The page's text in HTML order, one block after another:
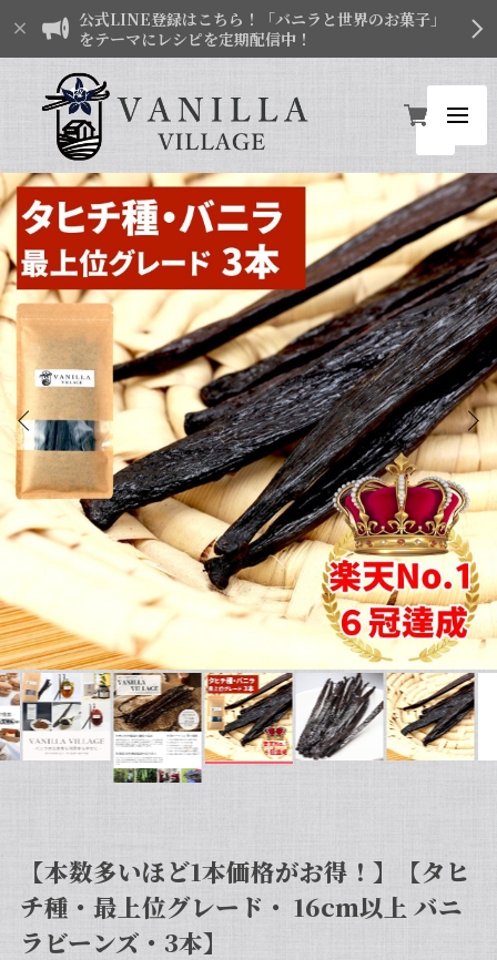
公式LINE登録はこちら！「バニラと世界のお菓子」
をテーマにレシピを定期配信中！
【本数多いほど1本価格がお得！】【タヒ
チ種・最上位グレード・ 16cm以上 バニ
ラビーンズ・3本】